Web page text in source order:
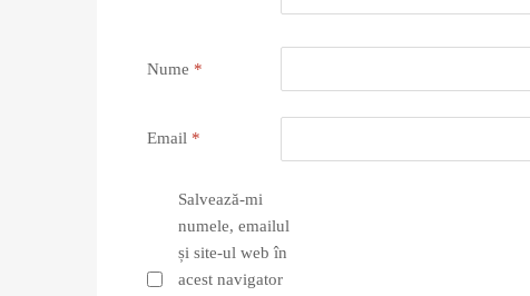
Nume *
Email *
Salvează-mi
numele, emailul
și site-ul web în
acest navigator